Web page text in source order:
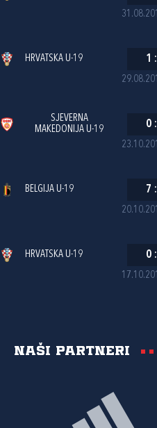
HRVATSKA U-19 1 :
SJEVERNA
MAKEDONIJA U-19
0 :
BELGIJA U-19 7 :
HRVATSKA U-19 0 :
Naši partneri